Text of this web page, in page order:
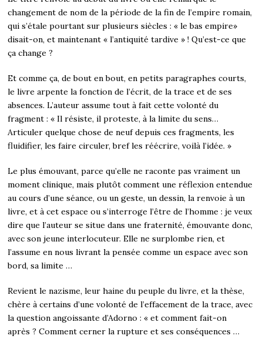
changement de nom de la période de la fin de l’empire romain,
qui s’étale pourtant sur plusieurs siècles : « le bas empire»
disait-on, et maintenant « l’antiquité tardive » ! Qu’est-ce que
ça change ?
Et comme ça, de bout en bout, en petits paragraphes courts,
le livre arpente la fonction de l’écrit, de la trace et de ses
absences. L’auteur assume tout à fait cette volonté du
fragment : « Il résiste, il proteste, à la limite du sens…
Articuler quelque chose de neuf depuis ces fragments, les
fluidifier, les faire circuler, bref les réécrire, voilà l’idée. »
Le plus émouvant, parce qu’elle ne raconte pas vraiment un
moment clinique, mais plutôt comment une réflexion entendue
au cours d’une séance, ou un geste, un dessin, la renvoie à un
livre, et à cet espace ou s’interroge l’être de l’homme : je veux
dire que l’auteur se situe dans une fraternité, émouvante donc,
avec son jeune interlocuteur. Elle ne surplombe rien, et
l’assume en nous livrant la pensée comme un espace avec son
bord, sa limite …
Revient le nazisme, leur haine du peuple du livre, et la thèse,
chère à certains d’une volonté de l’effacement de la trace, avec
la question angoissante d’Adorno : « et comment fait-on
après ? Comment cerner la rupture et ses conséquences …